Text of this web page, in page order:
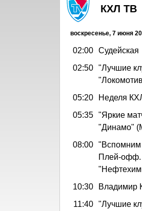
КХЛ ТВ
воскресенье, 7 июня
02:00 Судейская
02:50 "Лучшие
05:20
Неделя
05:35 "Яркие
"Динамо"
08:00
Плей-офф.
10:30
Владимир
11:40 "Лучшие